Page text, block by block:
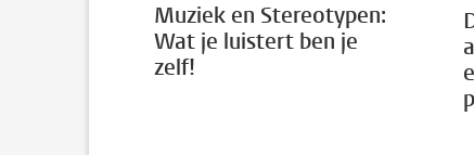
Muziek en Stereotypen:
Wat je luistert ben je
zelf!